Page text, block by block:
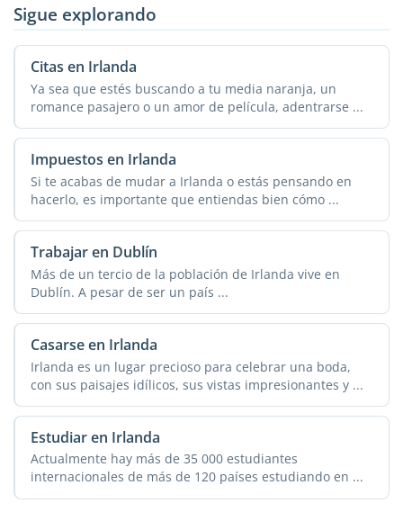
Sigue explorando
Citas en Irlanda
Ya sea que estés buscando a tu media naranja, un
romance pasajero o un amor de película, adentrarse ...
Impuestos en Irlanda
Si te acabas de mudar a Irlanda o estás pensando en
hacerlo, es importante que entiendas bien cómo ...
Trabajar en Dublín
Más de un tercio de la población de Irlanda vive en
Dublín. A pesar de ser un país ...
Casarse en Irlanda
Irlanda es un lugar precioso para celebrar una boda,
con sus paisajes idílicos, sus vistas impresionantes y ...
Estudiar en Irlanda
Actualmente hay más de 35 000 estudiantes
internacionales de más de 120 países estudiando en ...